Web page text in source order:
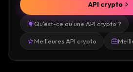
Qu'est-ce qu'une API crypto ?
Meilleures API crypto
API crypto